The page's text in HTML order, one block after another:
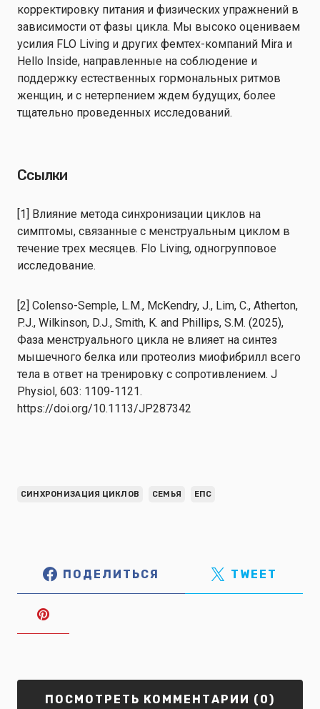
корректировку питания и физических упражнений в
зависимости от фазы цикла. Мы высоко оцениваем
усилия FLO Living и других фемтех-компаний Mira и
Hello Inside, направленные на соблюдение и
поддержку естественных гормональных ритмов
женщин, и с нетерпением ждем будущих, более
тщательно проведенных исследований.
Ссылки
[1] Влияние метода синхронизации циклов на
симптомы, связанные с менструальным циклом в
течение трех месяцев. Flo Living, одногрупповое
исследование.
[2] Colenso-Semple, L.M., McKendry, J., Lim, C., Atherton,
P.J., Wilkinson, D.J., Smith, K. and Phillips, S.M. (2025),
Фаза менструального цикла не влияет на синтез
мышечного белка или протеолиз миофибрилл всего
тела в ответ на тренировку с сопротивлением. J
Physiol, 603: 1109-1121.
https://doi.org/10.1113/JP287342
СИНХРОНИЗАЦИЯ ЦИКЛОВ СЕМЬЯ ЕПС
ПОДЕЛИТЬСЯ TWEET
ПОСМОТРЕТЬ КОММЕНТАРИИ (0)